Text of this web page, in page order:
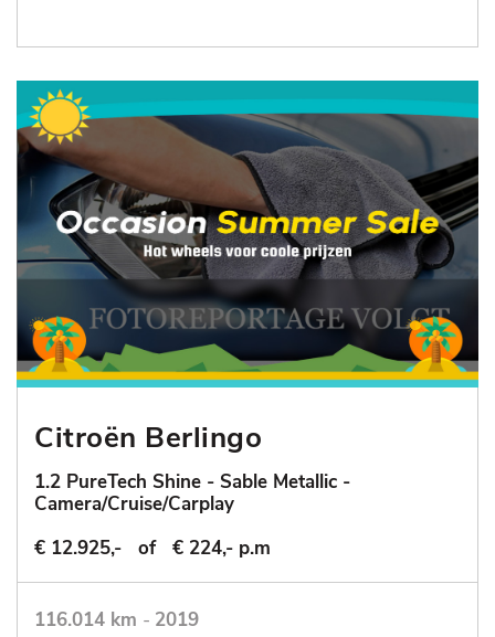
Citroën Berlingo
1.2 PureTech Shine - Sable Metallic -
Camera/Cruise/Carplay
€ 12.925,-
of € 224,- p.m
116.014 km - 2019